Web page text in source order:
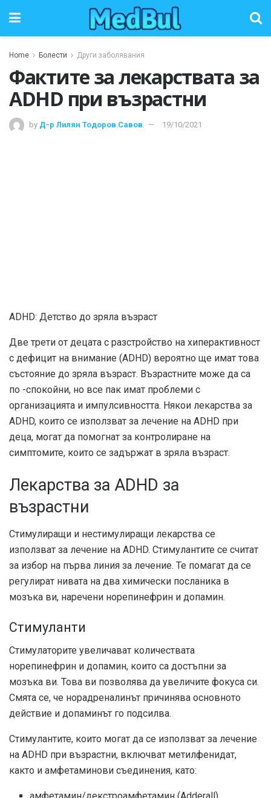
Home Болести Други заболявания
Фактите за лекарствата за
ADHD при възрастни
by Д-р Лилян Тодоров Савов 19/10/2021
ADHD: Детство до зряла възраст
Две трети от децата с разстройство на хиперактивност
с дефицит на внимание (ADHD) вероятно ще имат това
състояние до зряла възраст. Възрастните може да са
по -спокойни, но все пак имат проблеми с
организацията и импулсивността. Някои лекарства за
ADHD, които се използват за лечение на ADHD при
деца, могат да помогнат за контролиране на
симптомите, които се задържат в зряла възраст.
Лекарства за ADHD за
възрастни
Стимулиращи и нестимулиращи лекарства се
използват за лечение на ADHD. Стимулантите се считат
за избор на първа линия за лечение. Те помагат да се
регулират нивата на два химически посланика в
мозъка ви, наречени норепинефрин и допамин.
Стимуланти
Стимулаторите увеличават количествата
норепинефрин и допамин, които са достъпни за
мозъка ви. Това ви позволява да увеличите фокуса си.
Смята се, че норадреналинът причинява основното
действие и допаминът го подсилва.
Стимулантите, които могат да се използват за лечение
на ADHD при възрастни, включват метилфенидат,
както и амфетаминови съединения, като: